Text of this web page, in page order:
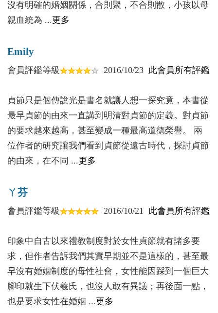
哪一個男兒沒有母親，從他們呱呱墜地到鬢髮蒼
蒼，母親的慈愛總在眼前，那是男兒們的精神之源。
少之際，在一個個妙齡少女中擇定了佳偶，妻子也就
來到了男兒們身邊盡為婦之德。
嫁狗隨狗」，安守本分的；有夫娼婦隨，樂於家庭生
活的。不過，倘若這些妻子所遇不菲，則有幫兇之
嫌，或被淩壓之苦。反之，則有「賢內助」之譽。這
類妻子基本不干預男人們的事，管家是她們的本分，
省去了男人們天生不喜歡的煩瑣，是男人們生活的必
夫成龍的妻子們，喜歡在男人們面前指指點點。如果
果過火，則往往擔著「悍婦」惡名。當然，她們的男
的；有為著一口氣，發憤圖強，終合妻意的。受益於
妻子的指教的男人們不在少數。最著名的恐怕非美國
總統林肯莫屬，由於妻子的牢騷林肯先生完成了從木
匠到到總統的蛻變。可見，妻的指點並非壞事。不
過，壞女人的指點是一定會壞事的。男兒們可得當
沒有明確的婚姻關係，合則聚，不合則散，小孩以母
親血統為 ...更多
Emily
會員評鑑等級 2016/10/23 此會員所有評鑑
貞節只是個傳說光是書名就讓人想一探究竟，本書從
最早貞節的由來一直講到明清對貞節的定義。對貞節
的要求越來越高，甚至變成一種最高道德榮譽。 兩
位作者的研究讓我們看到貞節從遠古時代，探討貞節
的由來，在不同 ...更多
ㄚ芬
會員評鑑等級 2016/10/21 此會員所有評鑑
印象中自古以來禮教制度對於女性貞節就有諸多要
求，但作者告訴我們其實早期並不是這樣的，甚至最
早沒有婚姻制度的母性社會，女性能因踩到一個巨大
腳印就生下伏羲氏，也沒人敢有異議；再後面一點，
也是要求女性在婚姻 ...更多